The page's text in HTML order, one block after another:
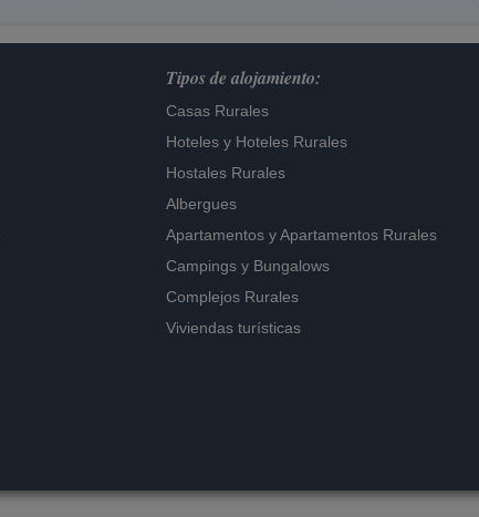
Tipos de alojamiento:
Casas Rurales
Hoteles y Hoteles Rurales
Hostales Rurales
Albergues
Apartamentos yApartamentos Rurales
Campings y Bungalows
Complejos Rurales
Viviendas turísticas